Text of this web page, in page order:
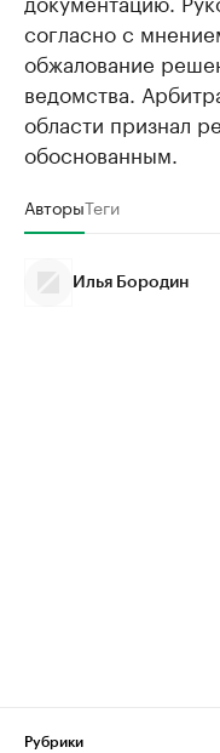
согласно с
обжалование
ведомства.
области признал
обоснованным.
АвторыТеги
Илья Бородин
Рубрики